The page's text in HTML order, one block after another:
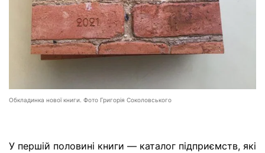
Обкладинка нової книги. Фото Григорія Соколовського
У першій половині книги — каталог підприємств, які